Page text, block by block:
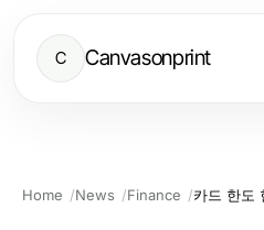
C Canvasonprint
Home News Finance 카드 한도